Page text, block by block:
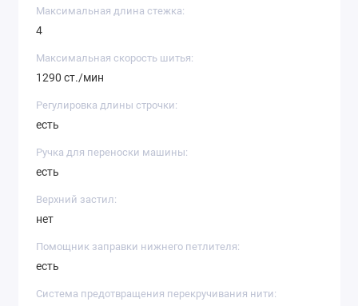
Максимальная длина стежка:
4
Максимальная скорость шитья:
1290 ст./мин
Регулировка длины строчки:
есть
Ручка для переноски машины:
есть
Верхний застил:
нет
Помощник заправки нижнего петлителя:
есть
Система предотвращения перекручивания нити: